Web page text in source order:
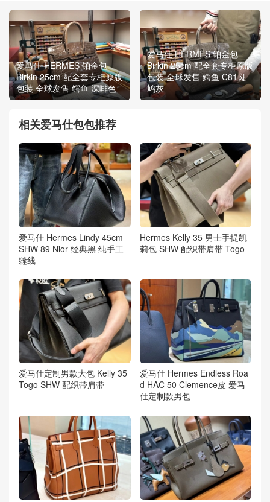
爱马仕 HERMES 铂金包
Birkin 25cm 配全套专柜原版
包装 全球发售 鳄鱼 深啡色
爱马仕 HERMES 铂金包
Birkin 25cm 配全套专柜原版
包装 全球发售 鳄鱼 C81斑
鸠灰
相关爱马仕包包推荐
爱马仕 Hermes Lindy 45cm
SHW 89 Nior 经典黑 纯手工
缝线
Hermes Kelly 35 男士手提凯
莉包 SHW 配织带肩带 Togo
爱马仕定制男款大包 Kelly 35
Togo SHW 配织带肩带
爱马仕 Hermes Endless Roa
d HAC 50 Clemence皮 爱马
仕定制款男包